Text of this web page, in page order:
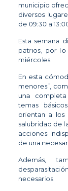
municipio
diversos
de 09:30 a
Esta semana
patrios, por
miércoles.
En esta
menores”,
una
temas
orientan a los
salubridad de
acciones
de una
Además,
necesarios.